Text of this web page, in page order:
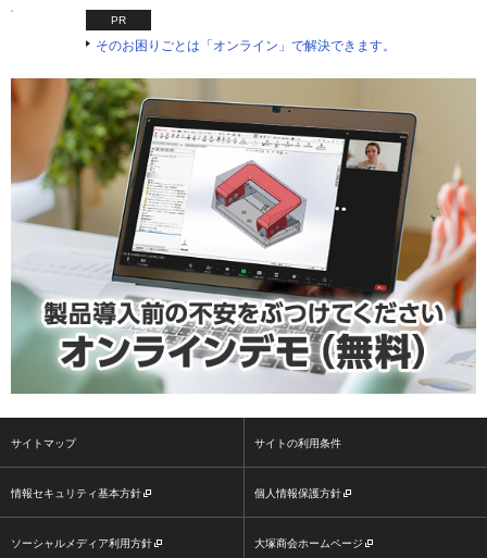
PR
そのお困りごとは「オンライン」で解決できます。
サイトマップ サイトの利用条件
情報セキュリティ基本方針 個人情報保護方針
ソーシャルメディア利用方針 大塚商会ホームページ